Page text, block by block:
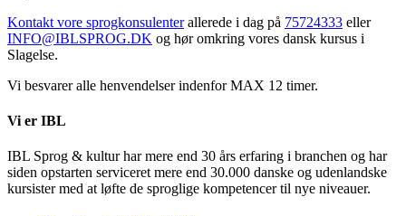
Kontakt vore sprogkonsulenterallerede i dag på 75724333 eller
INFO@IBLSPROG.DK og hør omkring vores dansk kursus i
Slagelse.
Vi besvarer alle henvendelser indenfor MAX 12 timer.
Vi er IBL
IBL Sprog & kultur har mere end 30 års erfaring i branchen og har
siden opstarten serviceret mere end 30.000 danske og udenlandske
kursister med at løfte de sproglige kompetencer til nye niveauer.